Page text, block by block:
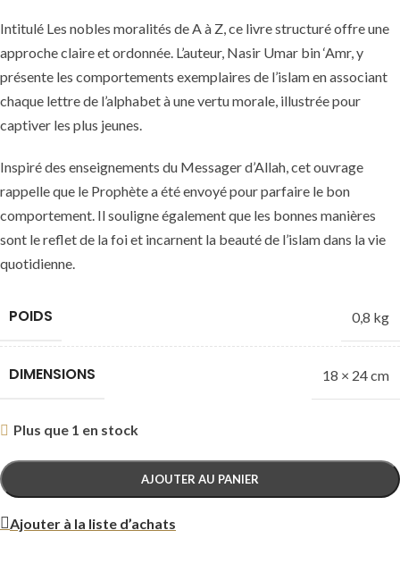
Intitulé Les nobles moralités de A à Z, ce livre structuré offre une
approche claire et ordonnée. L’auteur, Nasir Umar bin ‘Amr, y
présente les comportements exemplaires de l’islam en associant
chaque lettre de l’alphabet à une vertu morale, illustrée pour
captiver les plus jeunes.
Inspiré des enseignements du Messager d’Allah, cet ouvrage
rappelle que le Prophète a été envoyé pour parfaire le bon
comportement. Il souligne également que les bonnes manières
sont le reflet de la foi et incarnent la beauté de l’islam dans la vie
quotidienne.
POIDS 0,8 kg
DIMENSIONS 18 × 24 cm
Plus que 1 en stock
AJOUTER AU PANIER
Ajouter à la liste d’achats